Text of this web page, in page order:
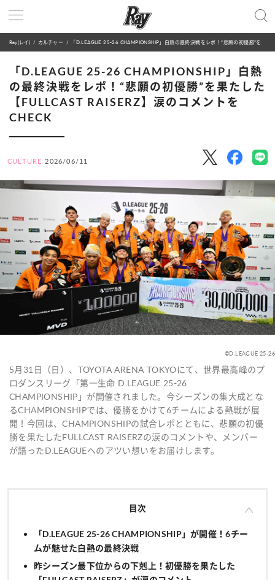
Ray(レイ) カルチャー 「D.LEAGUE 25-26 CHAMPIONSHIP」白熱の最終決戦をレポ！“悲願の初優勝”を果たした【FULLCAST RAISERZ】涙のコメントをCHECK
「D.LEAGUE 25-26 CHAMPIONSHIP」白熱
の最終決戦をレポ！“悲願の初優勝”を果たした
【FULLCAST RAISERZ】涙のコメントを
CHECK
CULTURE 2026/06/11
©D.LEAGUE 25-26
5月31日（日）、TOYOTA ARENA TOKYOにて、世界最高峰のプ
ロダンスリーグ「第一生命 D.LEAGUE 25-26
CHAMPIONSHIP」が開催されました。今シーズンの集大成とな
るCHAMPIONSHIPでは、優勝をかけて6チームによる熱戦が展
開！今回は、CHAMPIONSHIPの試合レポとともに、悲願の初優
勝を果たしたFULLCAST RAISERZの涙のコメントや、メンバー
が語ったD.LEAGUEへのアツい想いをお届けします。
目次
「D.LEAGUE 25-26 CHAMPIONSHIP」が開催！6チー
ムが魅せた白熱の最終決戦
昨シーズン最下位からの下剋上！初優勝を果たした